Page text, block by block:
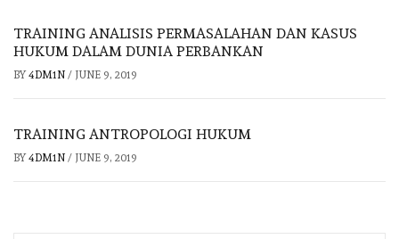
TRAINING ANALISIS PERMASALAHAN DAN KASUS
HUKUM DALAM DUNIA PERBANKAN
BY 4DM1N / JUNE 9, 2019
TRAINING ANTROPOLOGI HUKUM
BY 4DM1N / JUNE 9, 2019